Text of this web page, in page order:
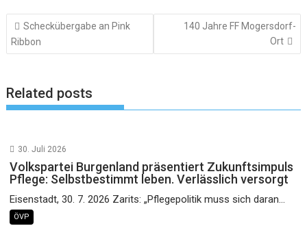
Beitragsnavigation
Scheckübergabe an Pink
Ribbon
140 Jahre FF Mogersdorf-
Ort
Related posts
30. Juli 2026
Volkspartei Burgenland präsentiert Zukunftsimpuls
Pflege: Selbstbestimmt leben. Verlässlich versorgt
Eisenstadt, 30. 7. 2026 Zarits: „Pflegepolitik muss sich daran...
ÖVP